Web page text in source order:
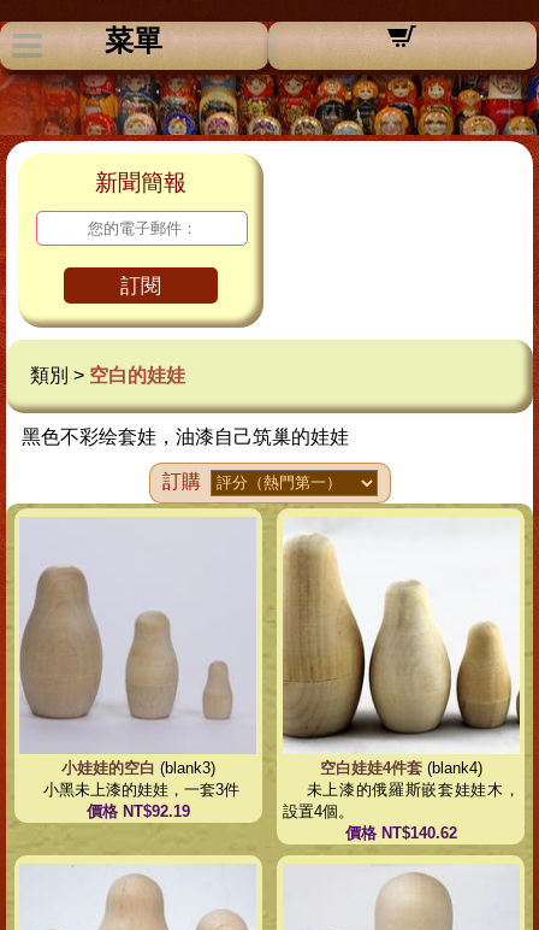
菜單
新聞簡報
訂閱
類別 > 空白的娃娃
黑色不彩绘套娃，油漆自己筑巢的娃娃
訂購
小娃娃的空白 (blank3)
小黑未上漆的娃娃，一套3件
價格 NT$92.19
空白娃娃4件套(blank4)
未上漆的俄羅斯嵌套娃娃木，
設置4個。
價格 NT$140.62